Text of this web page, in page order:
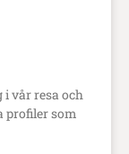
i vår resa och
profiler som